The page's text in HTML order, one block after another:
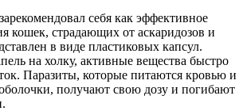
себя как эффективное
кошек, страдающих от аскаридозов и
в виде пластиковых капсул.
на холку, активные вещества быстро
Паразиты, которые питаются кровью и
получают свою дозу и погибают